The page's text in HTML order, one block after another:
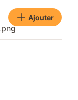
Ajouter